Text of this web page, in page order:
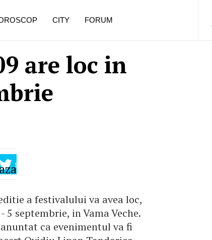
are loc in
a festivalului va avea loc,
5 septembrie, in Vama Veche.
ca evenimentul va fi
CITY FORUM
este investigația